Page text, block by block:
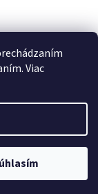
Viac
Upraviť